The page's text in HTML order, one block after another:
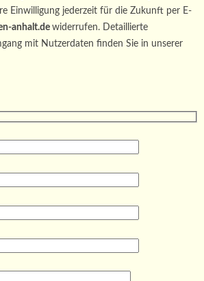
Einwilligung jederzeit für die Zukunft per E-
anhalt.de widerrufen. Detaillierte
mit Nutzerdaten finden Sie in unserer